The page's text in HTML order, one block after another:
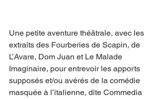
Une petite aventure théâtrale, avec les
extraits des Fourberies de Scapin, de
L’Avare, Dom Juan et Le Malade
Imaginaire, pour entrevoir les apports
supposés et/ou avérés de la comédie
masquée à l’italienne, dite Commedia